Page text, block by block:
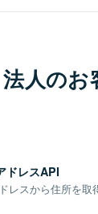
人のお
ドレスAPI
レスから住所を取